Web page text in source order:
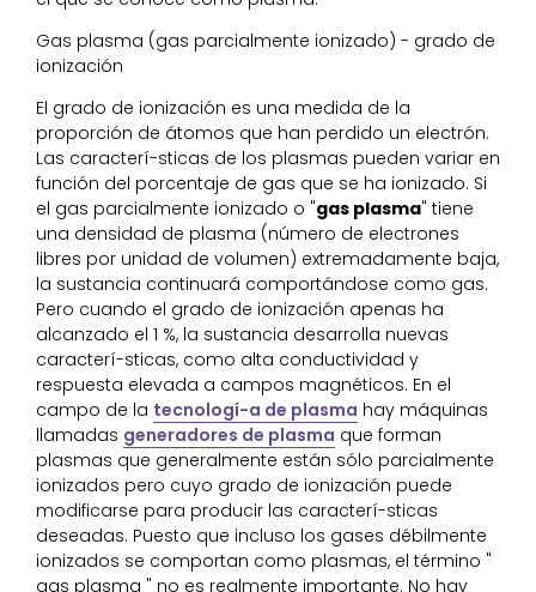
Gas plasma (gas parcialmente ionizado) - grado de
ionización
El grado de ionización es una medida de la
proporción de átomos que han perdido un electrón.
Las caracterí-sticas de los plasmas pueden variar en
función del porcentaje de gas que se ha ionizado. Si
el gas parcialmente ionizado o "gas plasma" tiene
una densidad de plasma (número de electrones
libres por unidad de volumen) extremadamente baja,
la sustancia continuará comportándose como gas.
Pero cuando el grado de ionización apenas ha
alcanzado el 1 %, la sustancia desarrolla nuevas
caracterí-sticas, como alta conductividad y
respuesta elevada a campos magnéticos. En el
campo de la tecnologí-a de plasma hay máquinas
llamadas generadores de plasma que forman
plasmas que generalmente están sólo parcialmente
ionizados pero cuyo grado de ionización puede
modificarse para producir las caracterí-sticas
deseadas. Puesto que incluso los gases débilmente
ionizados se comportan como plasmas, el término "
gas plasma " no es realmente importante. No hay